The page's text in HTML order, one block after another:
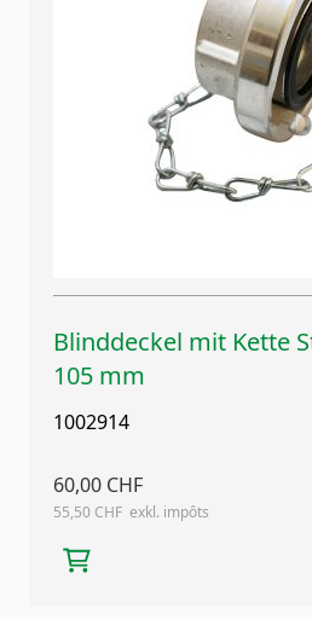
Blinddeckel mit Kette
105 mm
1002914
60,00 CHF
55,50 CHF